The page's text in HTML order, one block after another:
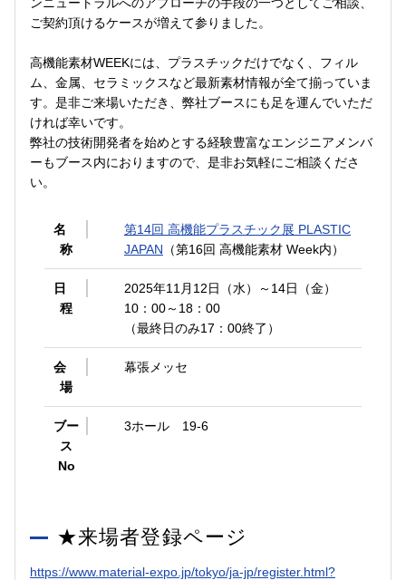
ご契約頂けるケースが増えて参りました。
高機能素材WEEKには、プラスチックだけでなく、フィル
ム、金属、セラミックスなど最新素材情報が全て揃っていま
す。是非ご来場いただき、弊社ブースにも足を運んでいただ
ければ幸いです。
弊社の技術開発者を始めとする経験豊富なエンジニアメンバ
ーもブース内におりますので、是非お気軽にご相談くださ
い。
名
称
第14回 高機能プラスチック展 PLASTIC
JAPAN （第16回 高機能素材 Week内）
日
程
2025年11月12日（水）～14日（金）
10：00～18：00
（最終日のみ17：00終了）
会
場
幕張メッセ
ブー
ス
No
3ホール 19-6
★来場者登録ページ
https://www.material-expo.jp/tokyo/ja-jp/register. html?